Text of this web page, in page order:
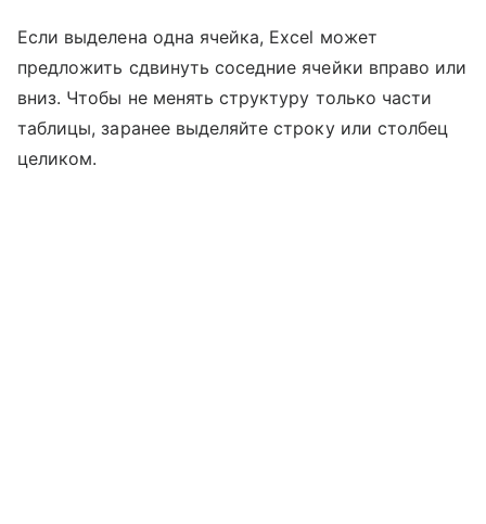
Если выделена одна ячейка, Excel может
предложить сдвинуть соседние ячейки вправо или
вниз. Чтобы не менять структуру только части
таблицы, заранее выделяйте строку или столбец
целиком.